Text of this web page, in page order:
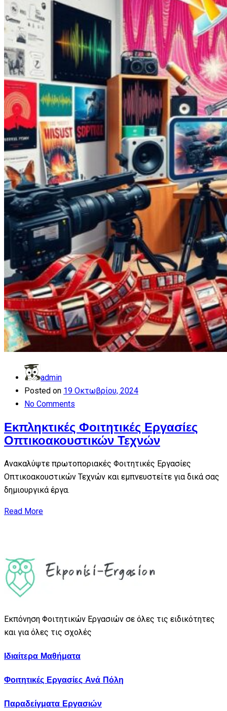
admin
Posted on 19 Οκτωβρίου, 2024
No Comments
Εκπληκτικές Φοιτητικές Εργασίες
Οπτικοακουστικών Τεχνών
Ανακαλύψτε πρωτοποριακές Φοιτητικές Εργασίες
Οπτικοακουστικών Τεχνών και εμπνευστείτε για δικά σας
δημιουργικά έργα.
Read More
Εκπόνηση Φοιτητικών Εργασιών σε όλες τις ειδικότητες
και για όλες τις σχολές
Ιδιαίτερα Μαθήματα
Φοιτητικές Εργασίες Ανά Πόλη
Παραδείγματα Εργασιών